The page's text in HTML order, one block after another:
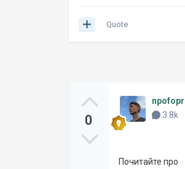
Quote
0
npofopr
3.8k
Почитайте про